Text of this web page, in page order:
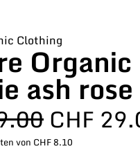
Clothing
ash rose
CHF
von CHF 8.10